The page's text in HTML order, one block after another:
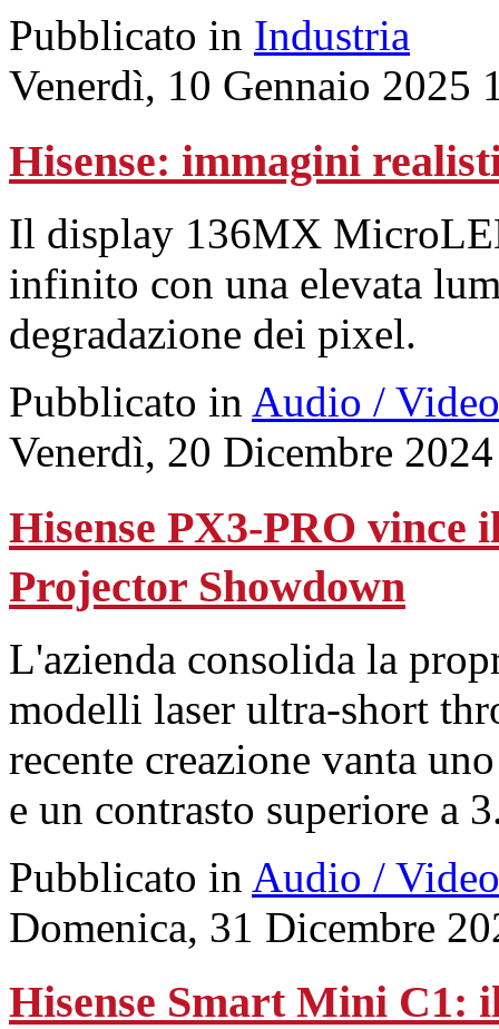
Pubblicato in Industria
Venerdì, 10 Gennaio 2025
Hisense: immagini
Il display 136MX
infinito con una elevata
degradazione dei pixel.
Pubblicato in Audio / Video
Venerdì, 20 Dicembre
Hisense PX3-PRO
Projector Showdown
L'azienda consolida la
modelli laser ultra-short
recente creazione vanta
e un contrasto superiore a
Pubblicato in Audio / Video
Domenica, 31 Dicembre
Hisense Smart Mini C1: